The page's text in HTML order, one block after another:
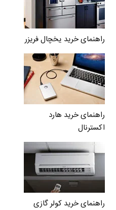
راهنمای خرید یخچال فریزر
راهنمای خرید هارد
اکسترنال
راهنمای خرید کولر گازی